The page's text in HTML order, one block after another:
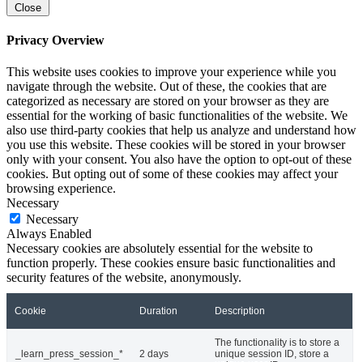
Close
Privacy Overview
This website uses cookies to improve your experience while you
navigate through the website. Out of these, the cookies that are
categorized as necessary are stored on your browser as they are
essential for the working of basic functionalities of the website. We
also use third-party cookies that help us analyze and understand how
you use this website. These cookies will be stored in your browser
only with your consent. You also have the option to opt-out of these
cookies. But opting out of some of these cookies may affect your
browsing experience.
Necessary
Necessary
Always Enabled
Necessary cookies are absolutely essential for the website to
function properly. These cookies ensure basic functionalities and
security features of the website, anonymously.
Cookie Duration Description
_learn_press_session_* 2 days
The functionality is to store a
unique session ID, store a